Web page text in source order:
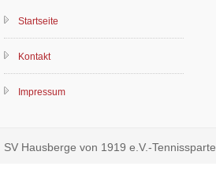
Startseite
Kontakt
Impressum
SV Hausberge von 1919 e.V.-Tennissparte